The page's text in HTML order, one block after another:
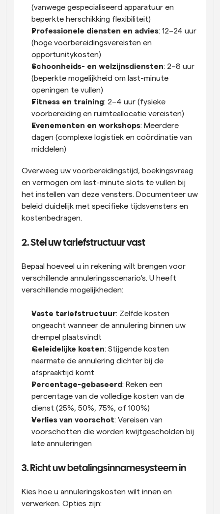
(vanwege gespecialiseerd apparatuur en
beperkte herschikking flexibiliteit)
Professionele diensten en advies: 12–24 uur
(hoge voorbereidingsvereisten en
opportunitykosten)
Schoonheids- en welzijnsdiensten: 2–8 uur
(beperkte mogelijkheid om last-minute
openingen te vullen)
Fitness en training: 2–4 uur (fysieke
voorbereiding en ruimteallocatie vereisten)
Evenementen en workshops: Meerdere
dagen (complexe logistiek en coördinatie van
middelen)
Overweeg uw voorbereidingstijd, boekingsvraag
en vermogen om last-minute slots te vullen bij
het instellen van deze vensters. Documenteer uw
beleid duidelijk met specifieke tijdsvensters en
kostenbedragen.
2. Stel uw tariefstructuur vast
Bepaal hoeveel u in rekening wilt brengen voor
verschillende annuleringsscenario's. U heeft
verschillende mogelijkheden:
Vaste tariefstructuur: Zelfde kosten
ongeacht wanneer de annulering binnen uw
drempel plaatsvindt
Geleidelijke kosten: Stijgende kosten
naarmate de annulering dichter bij de
afspraaktijd komt
Percentage-gebaseerd: Reken een
percentage van de volledige kosten van de
dienst (25%, 50%, 75%, of 100%)
Verlies van voorschot: Vereisen van
voorschotten die worden kwijtgescholden bij
late annuleringen
3. Richt uw betalingsinnamesysteem in
Kies hoe u annuleringskosten wilt innen en
verwerken. Opties zijn: